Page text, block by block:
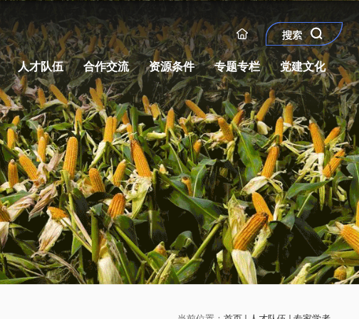
人才队伍 合作交流 资源条件 专题专栏 党建文化